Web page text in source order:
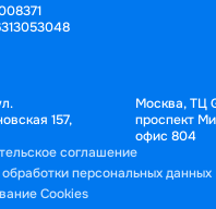
157,
Москва, ТЦ
проспект
офис 804
соглашение
персональных данных
Cookies